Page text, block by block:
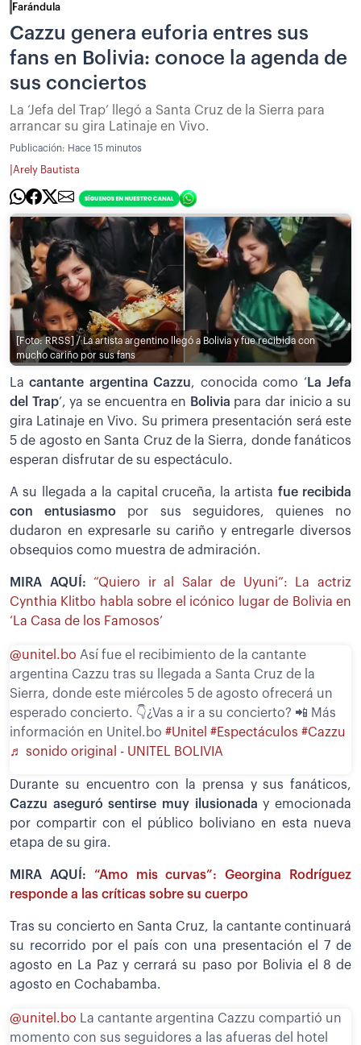
Farándula
Cazzu genera euforia entres sus
fans en Bolivia: conoce la agenda de
sus conciertos
La ‘Jefa del Trap’ llegó a Santa Cruz de la Sierra para
arrancar su gira Latinaje en Vivo.
Publicación: Hace 15 minutos
Arely Bautista
[Foto: RRSS] / La artista argentino llegó a Bolivia y fue recibida con
mucho cariño por sus fans
Lacantante argentina Cazzu, conocida como ‘ La Jefa
del Trap’, ya se encuentra en Bolivia para dar inicio a su
gira Latinaje en Vivo. Su primera presentación será este
5 de agosto en Santa Cruz de la Sierra, donde fanáticos
esperan disfrutar de su espectáculo.
A su llegada a la capital cruceña, la artista fue recibida
con entusiasmo por sus seguidores, quienes no
dudaron en expresarle su cariño y entregarle diversos
obsequios como muestra de admiración.
MIRA AQUÍ: “Quiero ir al Salar de Uyuni”: La actriz
Cynthia Klitbo habla sobre el icónico lugar de Bolivia en
‘La Casa de los Famosos’
@unitel.bo Así fue el recibimiento de la cantante
argentina Cazzu tras su llegada a Santa Cruz de la
Sierra, donde este miércoles 5 de agosto ofrecerá un
esperado concierto. 👇¿Vas a ir a su concierto? 📲 Más
información en Unitel.bo #Unitel #Espectáculos #Cazzu
♬ sonido original - UNITEL BOLIVIA
Durante su encuentro con la prensa y sus fanáticos,
Cazzu aseguró sentirse muy ilusionaday emocionada
por compartir con el público boliviano en esta nueva
etapa de su gira.
MIRA AQUÍ: “Amo mis curvas”: Georgina Rodríguez
responde a las críticas sobre su cuerpo
Tras su concierto en Santa Cruz, la cantante continuará
su recorrido por el país con una presentación el 7 de
agosto en La Paz y cerrará su paso por Bolivia el 8 de
agosto en Cochabamba.
@unitel.bo La cantante argentina Cazzu compartió un
momento con sus seguidores a las afueras del hotel